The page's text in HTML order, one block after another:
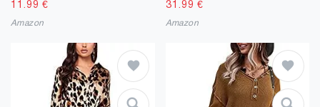
11.99 €
Amazon
31.99 €
Amazon